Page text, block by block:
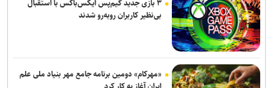
۳ بازی جدید گیم‌پس ایکس‌باکس با استقبال
بی‌نظیر کاربران روبه‌رو شدند
«مهرکام» دومین برنامه جامع مهر بنیاد ملی علم